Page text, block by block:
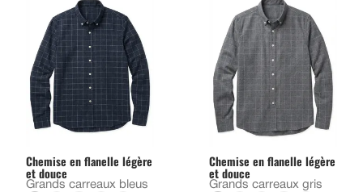
Chemise en flanelle légère
et douce
Grands carreaux bleus
Chemise en flanelle légère
et douce
Grands carreaux gris